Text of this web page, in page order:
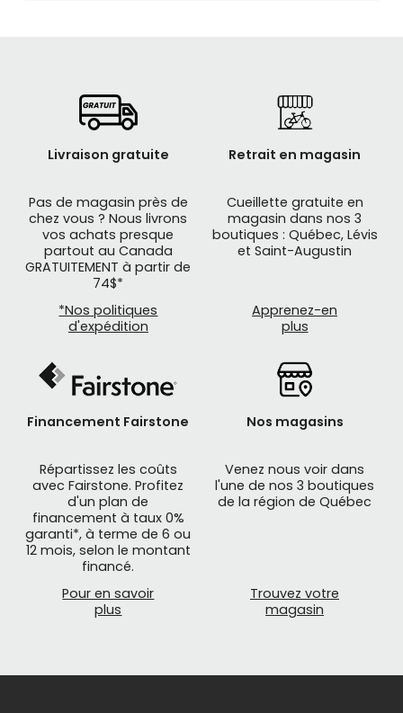
Livraison gratuite
Pas de magasin près de
chez vous ? Nous livrons
vos achats presque
partout au Canada
GRATUITEMENT à partir de
74$*
*Nos politiques
d'expédition
Retrait en magasin
Cueillette gratuite en
magasin dans nos 3
boutiques : Québec, Lévis
et Saint-Augustin
Apprenez-en
plus
Financement Fairstone
Répartissez les coûts
avec Fairstone. Profitez
d'un plan de
financement à taux 0%
garanti*, à terme de 6 ou
12 mois, selon le montant
financé.
Pour en savoir
plus
Nos magasins
Venez nous voir dans
l'une de nos 3 boutiques
de la région de Québec
Trouvez votre
magasin